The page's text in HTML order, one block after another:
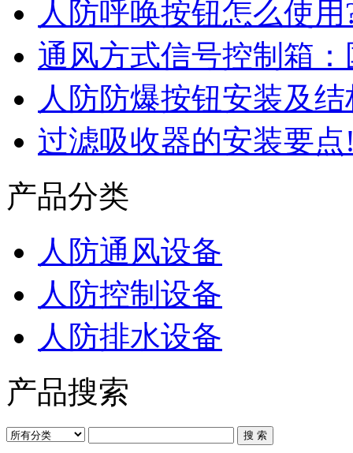
人防呼唤按钮怎么使用
通风方式信号控制箱
人防防爆按钮安装及
过滤吸收器的安装要点
产品分类
人防通风设备
人防控制设备
人防排水设备
产品搜索